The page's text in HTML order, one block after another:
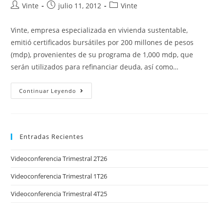
Vinte julio 11, 2012 Vinte
Vinte, empresa especializada en vivienda sustentable,
emitió certificados bursátiles por 200 millones de pesos
(mdp), provenientes de su programa de 1,000 mdp, que
serán utilizados para refinanciar deuda, así como…
Continuar Leyendo
Entradas Recientes
Videoconferencia Trimestral 2T26
Videoconferencia Trimestral 1T26
Videoconferencia Trimestral 4T25